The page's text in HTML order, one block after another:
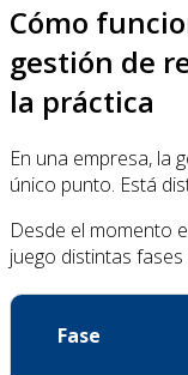
Cómo
gestión de
la práctica
En una empresa, la
único punto. Está
Desde el momento
juego distintas
Fase